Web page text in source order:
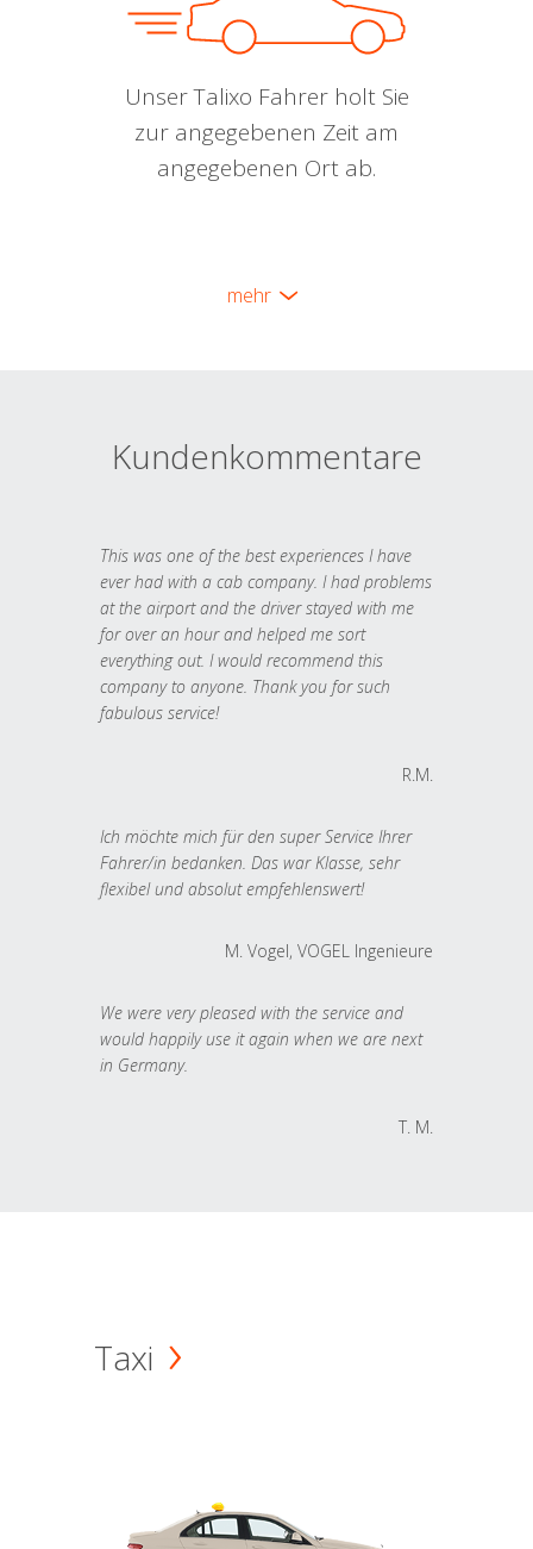
Unser Talixo Fahrer holt Sie
zur angegebenen Zeit am
angegebenen Ort ab.
mehr
Kundenkommentare
This was one of the best experiences I have
ever had with a cab company. I had problems
at the airport and the driver stayed with me
for over an hour and helped me sort
everything out. I would recommend this
company to anyone. Thank you for such
fabulous service!
R.M.
Ich möchte mich für den super Service Ihrer
Fahrer/in bedanken. Das war Klasse, sehr
flexibel und absolut empfehlenswert!
M. Vogel, VOGEL Ingenieure
We were very pleased with the service and
would happily use it again when we are next
in Germany.
T. M.
Taxi